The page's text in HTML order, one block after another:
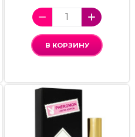
В КОРЗИНУ